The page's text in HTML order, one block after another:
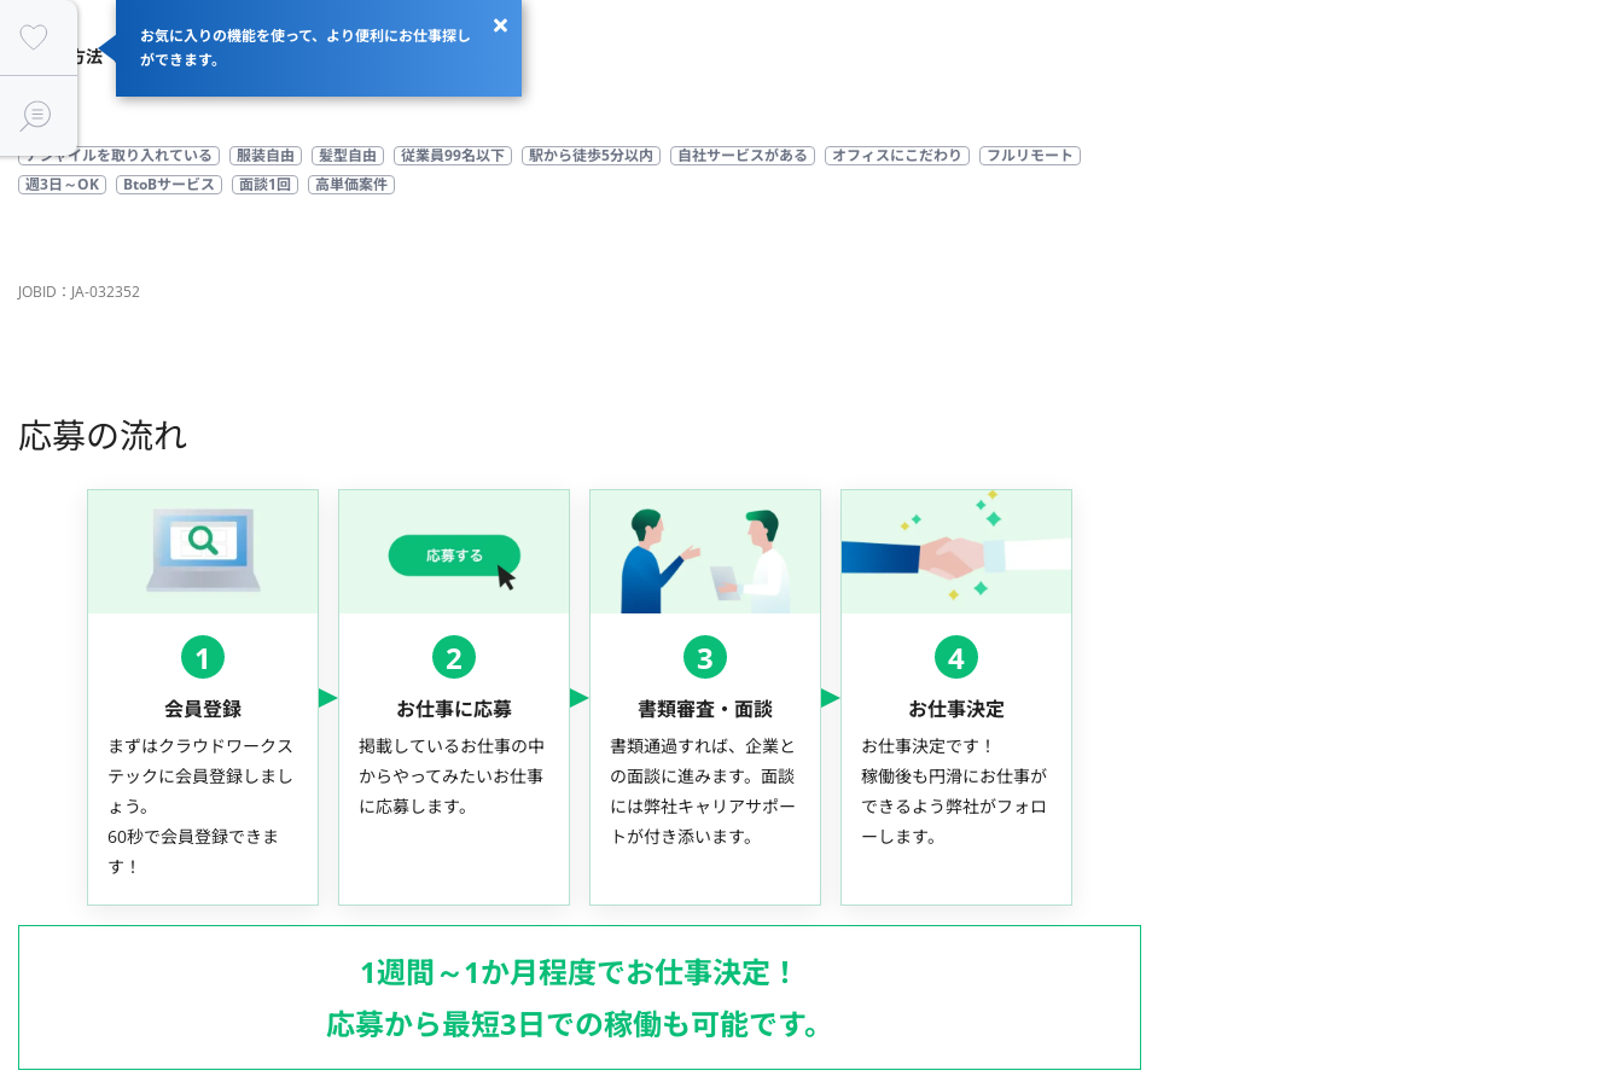
お気に入りの機能を使って、より便利にお仕事探し
ができます。
支払い方法（精算幅）
アジャイルを取り入れている 服装自由 髪型自由 従業員99名以下 駅から徒歩5分以内 自社サービスがある オフィスにこだわり
フルリモート
週3日～OK
BtoBサービス 面談1回 高単価案件
JOBID：JA-032352
応募の流れ
1
会員登録
まずはクラウドワークス
テックに会員登録しまし
ょう。
60秒で会員登録できま
す！
2
お仕事に応募
掲載しているお仕事の中
からやってみたいお仕事
に応募します。
3
書類審査・面談
書類通過すれば、企業と
の面談に進みます。面談
には弊社キャリアサポー
トが付き添います。
4
お仕事決定
お仕事決定です！
稼働後も円滑にお仕事が
できるよう弊社がフォロ
ーします。
1週間～1か月程度でお仕事決定！
応募から最短3日での稼働も可能です。